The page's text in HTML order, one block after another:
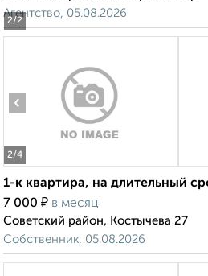
2/2
Агентство, 05.08.2026
2/4
‹
1-к квартира, на длительный
7 000 ₽ в месяц
Советский район, Костычева 27
Собственник, 05.08.2026